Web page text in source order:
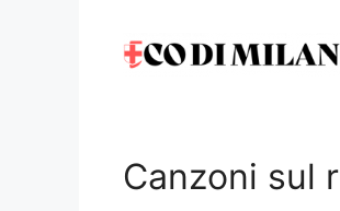
Canzoni sul